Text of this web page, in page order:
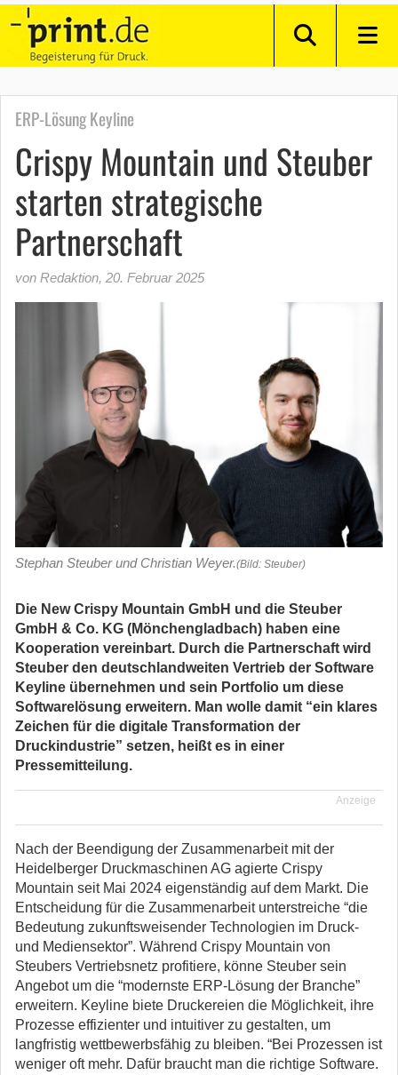
ERP-Lösung Keyline
Crispy Mountain und Steuber
starten strategische
Partnerschaft
von Redaktion, 20. Februar 2025
Stephan Steuber und Christian Weyer.(Bild: Steuber)
Die New Crispy Mountain GmbH und die Steuber
GmbH & Co. KG (Mönchengladbach) haben eine
Kooperation vereinbart. Durch die Partnerschaft wird
Steuber den deutschlandweiten Vertrieb der Software
Keyline übernehmen und sein Portfolio um diese
Softwarelösung erweitern. Man wolle damit “ein klares
Zeichen für die digitale Transformation der
Druckindustrie” setzen, heißt es in einer
Pressemitteilung.
Anzeige
Nach der Beendigung der Zusammenarbeit mit der
Heidelberger Druckmaschinen AG agierte Crispy
Mountain seit Mai 2024 eigenständig auf dem Markt. Die
Entscheidung für die Zusammenarbeit unterstreiche “die
Bedeutung zukunftsweisender Technologien im Druck-
und Mediensektor”. Während Crispy Mountain von
Steubers Vertriebsnetz profitiere, könne Steuber sein
Angebot um die “modernste ERP-Lösung der Branche”
erweitern. Keyline biete Druckereien die Möglichkeit, ihre
Prozesse effizienter und intuitiver zu gestalten, um
langfristig wettbewerbsfähig zu bleiben. “Bei Prozessen ist
weniger oft mehr. Dafür braucht man die richtige Software.